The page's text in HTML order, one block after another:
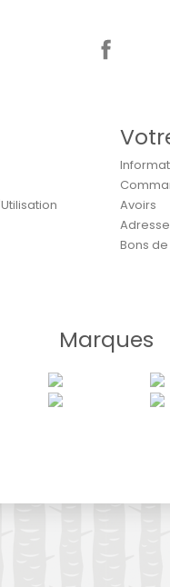
Avoirs
Bons
Marques